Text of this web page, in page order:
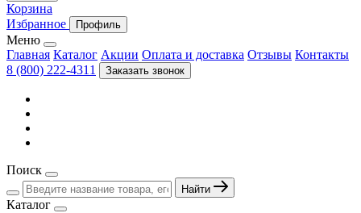
Корзина
Избранное
Профиль
Меню
Главная Каталог Акции Оплата и доставка Отзывы Контакты
8 (800) 222-4311
Заказать звонок
Поиск
Найти
Каталог